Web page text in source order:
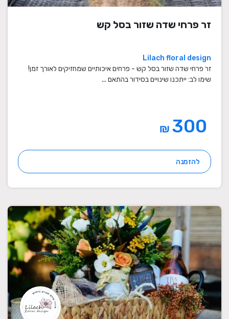
זר פרחי שדה שזור בסל קש
Lilach floral design
זר פרחי שדה שזור בסל קש - פרחים איכותיים שמחזיקים לאורך זמן!
שימו לב: ייתכנו שינויים בסידור בהתאם ...
₪
להזמנה